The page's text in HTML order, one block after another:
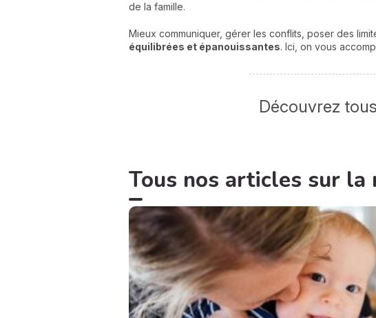
de la famille.
Mieux communiquer, gérer les conflits, poser des
équilibrées et épanouissantes. Ici, on vous
Découvrez
Tous nos articles sur la